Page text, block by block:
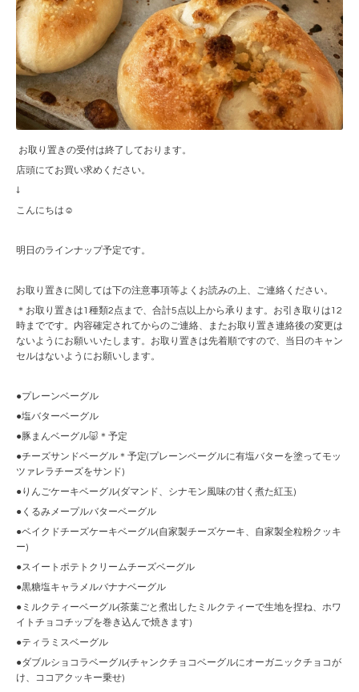
お取り置きの受付は終了しております。
店頭にてお買い求めください。
↓
こんにちは☺︎
明日のラインナップ予定です。
お取り置きに関しては下の注意事項等よくお読みの上、ご連絡ください。
＊お取り置きは1種類2点まで、合計5点以上から承ります。お引き取りは12
時までです。内容確定されてからのご連絡、またお取り置き連絡後の変更は
ないようにお願いいたします。お取り置きは先着順ですので、当日のキャン
セルはないようにお願いします。
●プレーンベーグル
●塩バターベーグル
●豚まんベーグル🐷＊予定
●チーズサンドベーグル＊予定(プレーンベーグルに有塩バターを塗ってモッ
ツァレラチーズをサンド)
●りんごケーキベーグル(ダマンド、シナモン風味の甘く煮た紅玉)
●くるみメープルバターベーグル
●ベイクドチーズケーキベーグル(自家製チーズケーキ、自家製全粒粉クッキ
ー)
●スイートポテトクリームチーズベーグル
●黒糖塩キャラメルバナナベーグル
●ミルクティーベーグル(茶葉ごと煮出したミルクティーで生地を捏ね、ホワ
イトチョコチップを巻き込んで焼きます)
●ティラミスベーグル
●ダブルショコラベーグル(チャンクチョコベーグルにオーガニックチョコが
け、ココアクッキー乗せ)